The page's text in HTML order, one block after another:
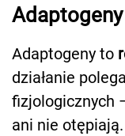
Adaptogeny to
działanie
fizjologicznych
ani nie otępiają.